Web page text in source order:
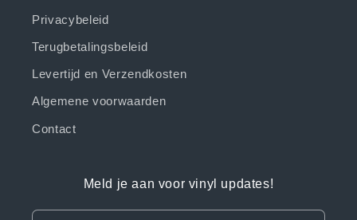
Privacybeleid
Terugbetalingsbeleid
Levertijd en Verzendkosten
Algemene voorwaarden
Contact
Meld je aan voor vinyl updates!